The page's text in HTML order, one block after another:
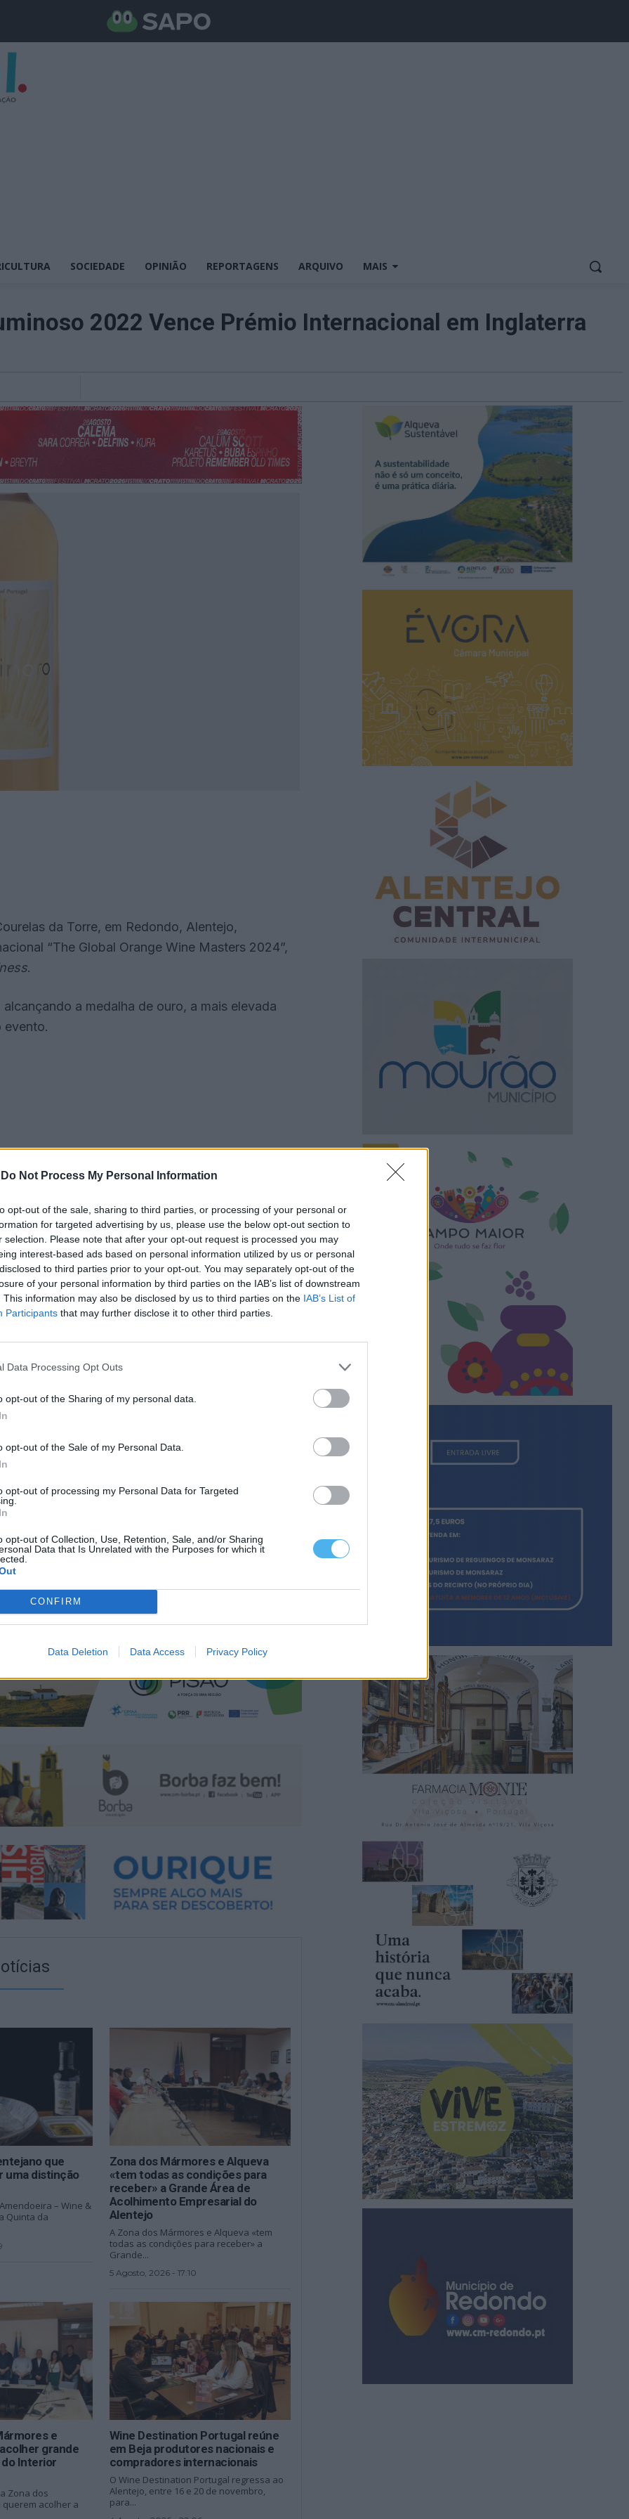
Do Not Process My Personal Information
opt-out of the sale, sharing to third parties, or processing of your personal or
for targeted advertising by us, please use the below opt-out section to
selection. Please note that after your opt-out request is processed you may
interest-based ads based on personal information utilized by us or personal
to third parties prior to your opt-out. You may separately opt-out of the
of your personal information by third parties on the IAB’s list of downstream
This information may also be disclosed by us to third parties on the IAB’s List of
Participants that may further disclose it to other third parties.
Data Processing Opt Outs
opt-out of the Sharing of my personal data.
opt-out of the Sale of my Personal Data.
opt-out of processing my Personal Data for Targeted
opt-out of Collection, Use, Retention, Sale, and/or Sharing
Data that Is Unrelated with the Purposes for which it
CONFIRM
Data Deletion Data Access Privacy Policy
SOCIEDADE OPINIÃO REPORTAGENS ARQUIVO MAIS
2022 Vence Prémio Internacional em Inglaterra
da Torre, em Redondo, Alentejo,
“The Global Orange Wine Masters 2024”,
.
a medalha de ouro, a mais elevada
evento.
alentejano, sendo o primeiro da região a
particularmente por ser um vinho
O Luminoso 2022 foi distinguido com
vinho do mundo na competição deste ano.
curtimenta), apresenta uma cor laranja
pelicular de uvas brancas das castas Arinto,
princípios de intervenção mínima, sem a
a Agrovinaz, Lda. tem apostado nesta marca,
que
uma distinção
– Wine &
Quinta da
Zona dos Mármores e Alqueva
«tem todas as condições para
receber» a Grande Área de
Acolhimento Empresarial do
Alentejo
A Zona dos Mármores e Alqueva «tem
todas as condições para receber» a
Grande...
5 Agosto, 2026 - 17:10
e
grande
Interior
Zona dos
acolher a
Wine Destination Portugal reúne
em Beja produtores nacionais e
compradores internacionais
O Wine Destination Portugal regressa ao
Alentejo, entre 16 e 20 de novembro,
para...